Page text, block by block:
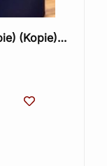
(Kopie)